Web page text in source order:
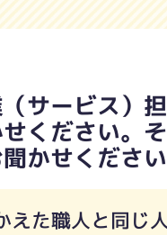
サービス）
ください。
かせください
た職人と同じ